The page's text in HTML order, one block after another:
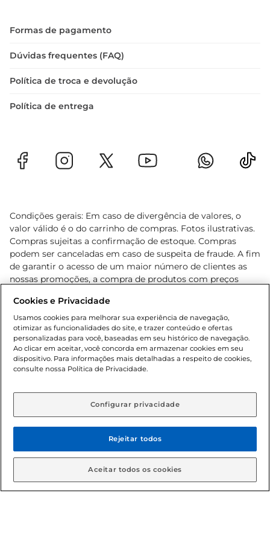
Formas de pagamento
Dúvidas frequentes (FAQ)
Política de troca e devolução
Política de entrega
Condições gerais: Em caso de divergência de valores, o
valor válido é o do carrinho de compras. Fotos ilustrativas.
Compras sujeitas a confirmação de estoque. Compras
podem ser canceladas em caso de suspeita de fraude. A fim
de garantir o acesso de um maior número de clientes as
nossas promoções, a compra de produtos com preços
cliente. Os preços, ofertas e condições são exclusivos para
o e-commerce e válidos durante o dia de hoje, podendo
sofrer alterações sem prévia notificação. Proibida a venda
de bebidas alcoólicas para menores de 18 anos, conforme
Lei n.º 8069/90, art. 81, inciso II (Estatuto da Criança e do
Adolescente). Preços e condições exclusivos para o
aviso prévio. O valor mínimo para as compras on-line é de
© 2026 Copyright. Todos os direitos
reservados Gbarbosa.
Cookies e Privacidade
Usamos cookies para melhorar sua experiência de navegação,
otimizar as funcionalidades do site, e trazer conteúdo e ofertas
personalizadas para você, baseadas em seu histórico de navegação.
Ao clicar em aceitar, você concorda em armazenar cookies em seu
dispositivo. Para informações mais detalhadas a respeito de cookies,
consulte nossa Política de Privacidade.
Configurar privacidade
Rejeitar todos
Aceitar todos os cookies